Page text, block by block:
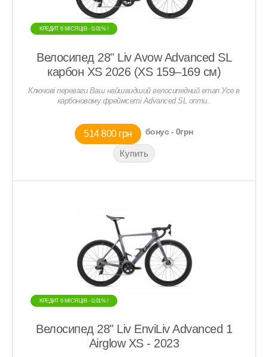
КРЕДИТ 6 МIСЯЦIВ - 0,01% !
КРЕДИТ 6 МIСЯЦIВ - 0,01% !
Велосипед 28" Liv Avow Advanced SL
карбон XS 2026 (XS 159–169 см)
Ключові переваги Ваш найшвидший велосипедний етап Усе в
карбоновому фреймсеті Advanced SL опти..
514 800 грн бонус - 0грн
КРЕДИТ 6 МIСЯЦIВ - 0,01% !
КРЕДИТ 6 МIСЯЦIВ - 0,01% !
Велосипед 28" Liv EnviLiv Advanced 1
Airglow XS - 2023